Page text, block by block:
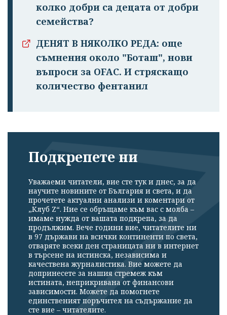
колко добри са децата от добри
семейства?
ДЕНЯТ В НЯКОЛКО РЕДА: още
съмнения около "Боташ", нови
въпроси за OFAC. И стряскащо
количество фентанил
Подкрепете ни
Уважаеми читатели, вие сте тук и днес, за да
научите новините от България и света, и да
прочетете актуални анализи и коментари от
„Клуб Z“. Ние се обръщаме към вас с молба –
имаме нужда от вашата подкрепа, за да
продължим. Вече години вие, читателите ни
в 97 държави на всички континенти по света,
отваряте всеки ден страницата ни в интернет
в търсене на истинска, независима и
качествена журналистика. Вие можете да
допринесете за нашия стремеж към
истината, неприкривана от финансови
зависимости. Можете да помогнете
единственият поръчител на съдържание да
сте вие – читателите.